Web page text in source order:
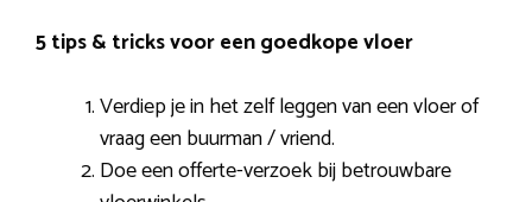
5 tips & tricks voor een goedkope vloer
Verdiep je in het zelf leggen van een vloer of
vraag een buurman / vriend.
Doe een offerte-verzoek bij betrouwbare